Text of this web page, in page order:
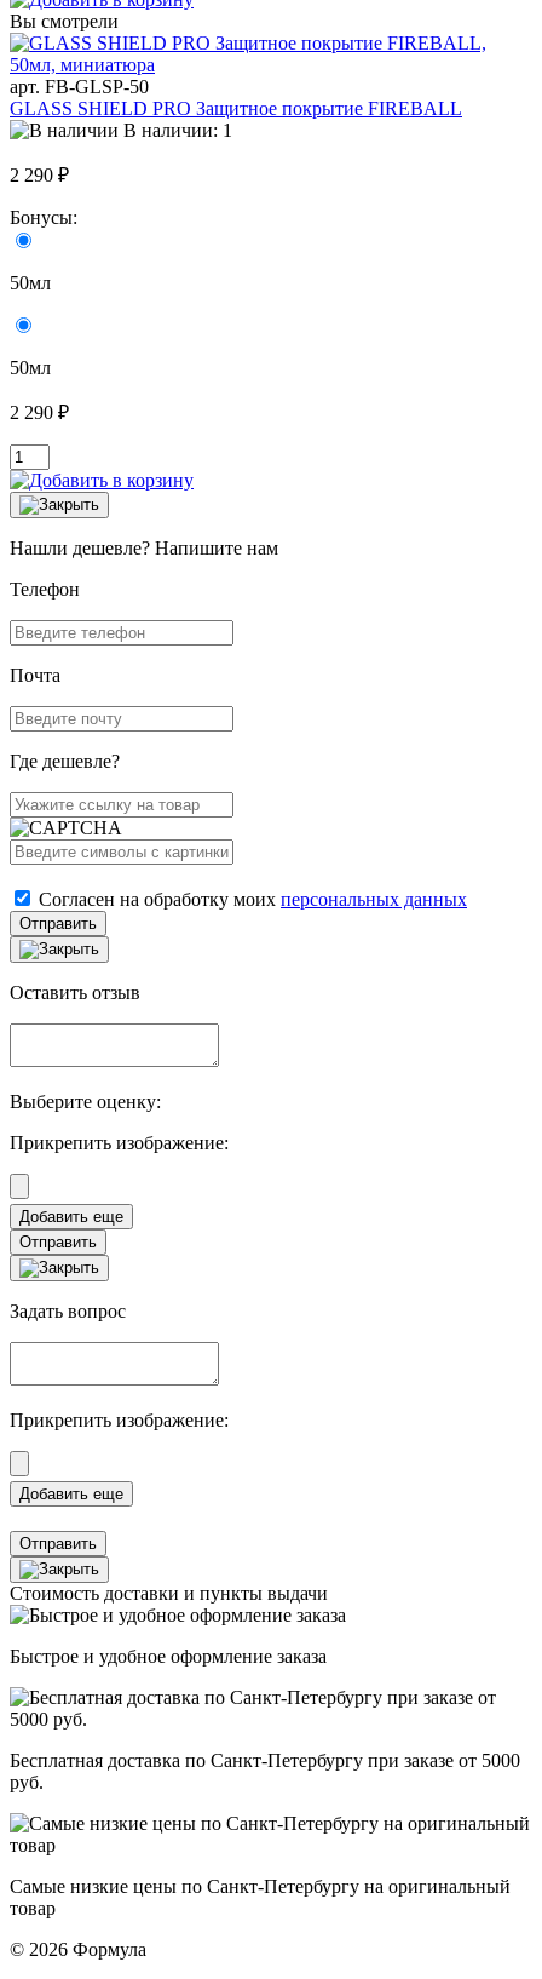
Вы смотрели
арт. FB-GLSP-50
GLASS SHIELD PRO Защитное покрытие FIREBALL
В наличии: 1
2 290 ₽
Бонусы:
50мл
50мл
2 290 ₽
Нашли дешевле? Напишите нам
Телефон
Почта
Где дешевле?
Согласен на обработку моих персональных данных
Отправить
Оставить отзыв
Выберите оценку:
Прикрепить изображение:
Отправить
Задать вопрос
Прикрепить изображение:
Отправить
Стоимость доставки и пункты выдачи
Быстрое и удобное оформление заказа
Бесплатная доставка по Санкт-Петербургу при заказе от 5000
руб.
Самые низкие цены по Санкт-Петербургу на оригинальный
товар
© 2026 Формула